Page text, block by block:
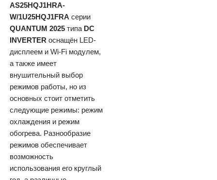
AS25HQJ1HRA-
W/1U25HQJ1FRA серии
QUANTUM 2025 типа DC
INVERTER оснащён LED-
дисплеем и Wi-Fi модулем,
а также имеет
внушительный выбор
режимов работы, но из
основных стоит отметить
следующие режимы: режим
охлаждения и режим
обогрева. Разнообразие
режимов обеспечивает
возможность
использования его круглый